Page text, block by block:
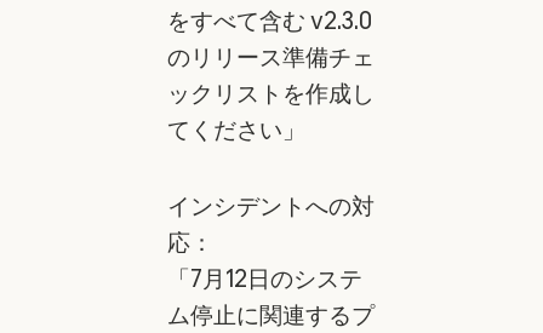
をすべて含む v2.3.0
のリリース準備チェ
ックリストを作成し
てください」
インシデントへの対
応：
「7月12日のシステ
ム停止に関連するプ